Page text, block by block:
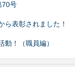
70号
ら表彰されました！
動！（職員編）